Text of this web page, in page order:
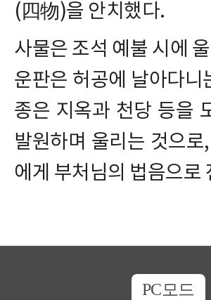
(四物)을 안치했다.
사물은 조석 예불 시에
운판은 허공에 날아다
종은 지옥과 천당 등을
발원하며 울리는 것으
에게 부처님의 법음으로
PC모드